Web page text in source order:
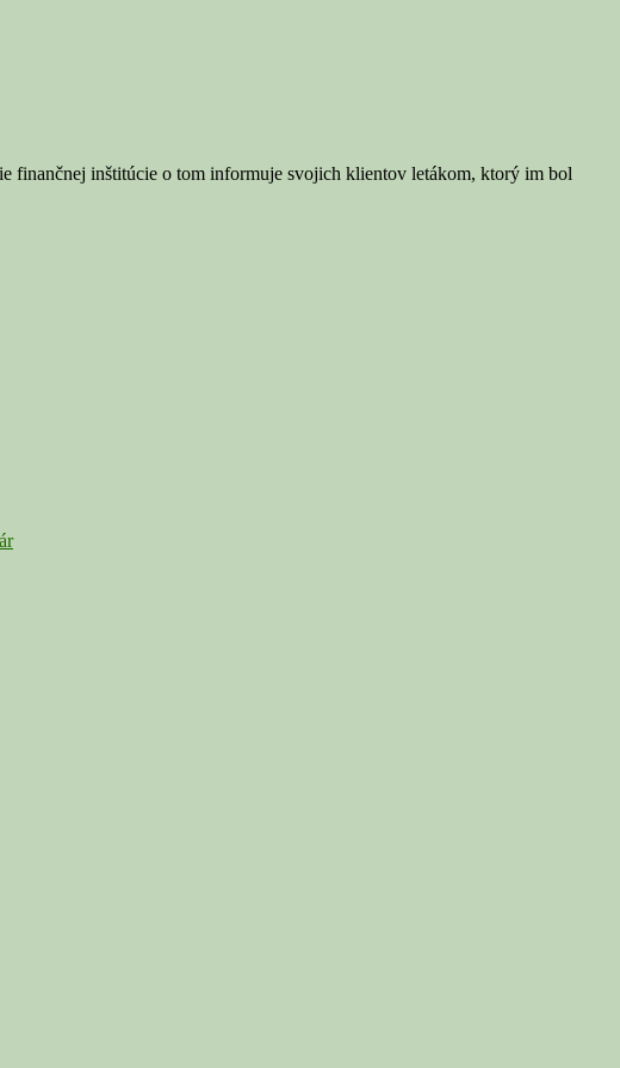
finančnej inštitúcie o tom informuje svojich klientov letákom, ktorý im bol